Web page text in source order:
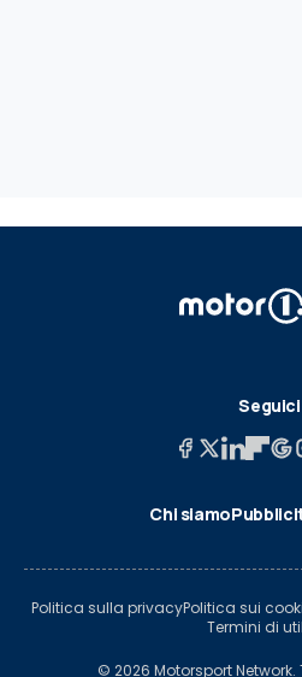
Seguici
Chi siamo
Politica sulla privacyPolitica sui
Termini di
© 2026 Motorsport Network.